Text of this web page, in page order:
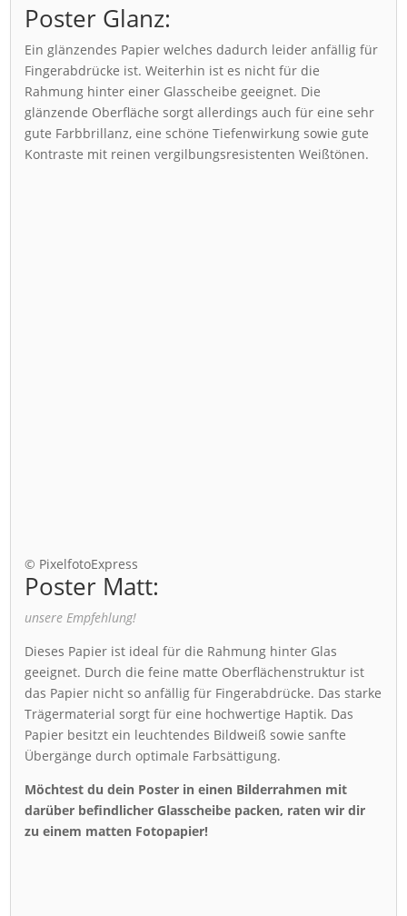
Poster Glanz:
Ein glänzendes Papier welches dadurch leider anfällig für
Fingerabdrücke ist. Weiterhin ist es nicht für die
Rahmung hinter einer Glasscheibe geeignet. Die
glänzende Oberfläche sorgt allerdings auch für eine sehr
gute Farbbrillanz, eine schöne Tiefenwirkung sowie gute
Kontraste mit reinen vergilbungsresistenten Weißtönen.
© PixelfotoExpress
Poster Matt:
unsere Empfehlung!
Dieses Papier ist ideal für die Rahmung hinter Glas
geeignet. Durch die feine matte Oberflächenstruktur ist
das Papier nicht so anfällig für Fingerabdrücke. Das starke
Trägermaterial sorgt für eine hochwertige Haptik. Das
Papier besitzt ein leuchtendes Bildweiß sowie sanfte
Übergänge durch optimale Farbsättigung.
Möchtest du dein Poster in einen Bilderrahmen mit
darüber befindlicher Glasscheibe packen, raten wir dir
zu einem matten Fotopapier!